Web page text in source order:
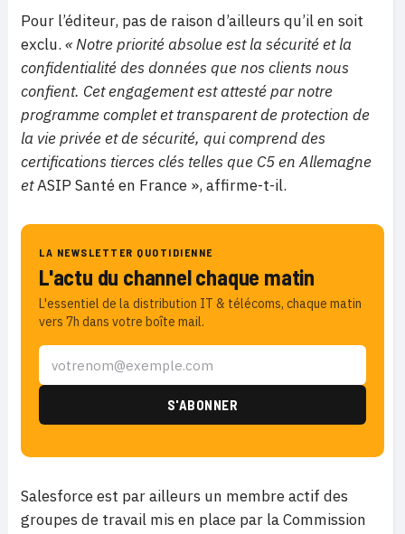
Pour l’éditeur, pas de raison d’ailleurs qu’il en soit
exclu. « Notre priorité absolue est la sécurité et la
confidentialité des données que nos clients nous
confient. Cet engagement est attesté par notre
programme complet et transparent de protection de
la vie privée et de sécurité, qui comprend des
certifications tierces clés telles que C5 en Allemagne
etASIP Santé en France », affirme-t-il.
LA NEWSLETTER QUOTIDIENNE
L'actu du channel chaque matin
L'essentiel de la distribution IT & télécoms, chaque matin
vers 7h dans votre boîte mail.
Salesforce est par ailleurs un membre actif des
groupes de travail mis en place par la Commission